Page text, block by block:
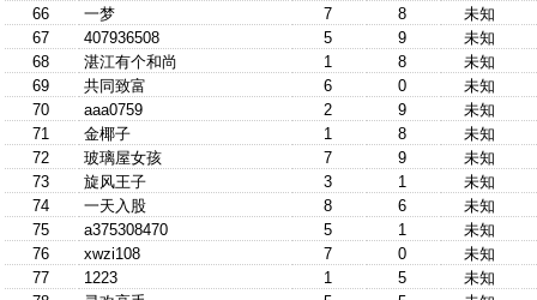
66
一梦 7 8
未知
67
407936508 5 9
未知
68
湛江有个和尚 1 8
未知
69
共同致富 6 0
未知
70
aaa0759 2 9
未知
71
金椰子 1 8
未知
72
玻璃屋女孩 7 9
未知
73
旋风王子 3 1
未知
74
一天入股 8 6
未知
75
a375308470 5 1
未知
76
xwzi108 7 0
未知
77
1223 1 5
未知